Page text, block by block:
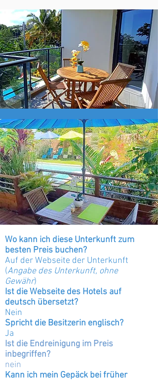
Wo kann ich diese Unterkunft zum
besten Preis buchen?
Auf der Webseite der Unterkunft
(Angabe des Unterkunft, ohne
Gewähr)
Ist die Webseite des Hotels auf
deutsch übersetzt?
Nein
Spricht die Besitzerin englisch?
Ja
​Ist die Endreinigung im Preis
inbegriffen?
nein
Kann ich mein Gepäck bei früher